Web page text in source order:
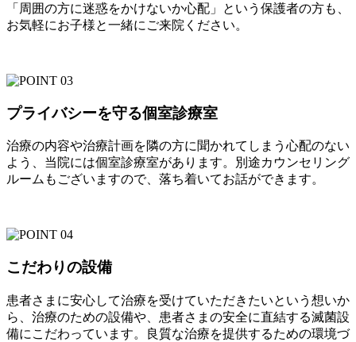
「周囲の方に迷惑をかけないか心配」という保護者の方も、
お気軽にお子様と一緒にご来院ください。
プライバシーを守る個室診療室
治療の内容や治療計画を隣の方に聞かれてしまう心配のない
よう、当院には個室診療室があります。別途カウンセリング
ルームもございますので、落ち着いてお話ができます。
こだわりの設備
患者さまに安心して治療を受けていただきたいという想いか
ら、治療のための設備や、患者さまの安全に直結する滅菌設
備にこだわっています。良質な治療を提供するための環境づ